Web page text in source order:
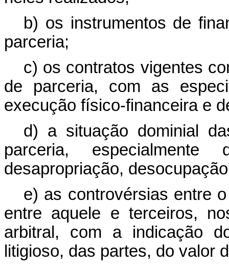
b) os instrumentos de
parceria;
c) os contratos vigentes
de parceria, com as
execução físico-financeira e
d) a situação dominial
parceria,
desapropriação,
e) as controvérsias entre
entre aquele e terceiros,
arbitral, com a indicação
litigioso, das partes, do valor